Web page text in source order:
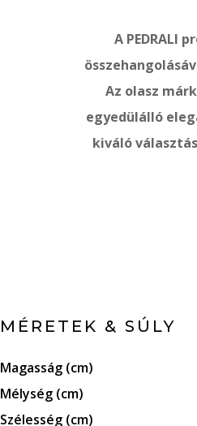
A PEDRALI
Az olasz
egyedülálló
kiváló
MÉRETEK & SÚLY
Magasság (cm)
Mélység (cm)
Szélesség (cm)